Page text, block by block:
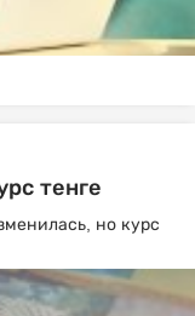
тенге
но курс